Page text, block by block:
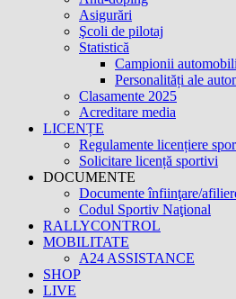
Asigurări
Şcoli de pilotaj
Statistică
Campionii
Personalități ale
Clasamente 2025
Acreditare media
LICENȚE
Regulamente licențiere
Solicitare licență sportivi
DOCUMENTE
Documente înfiinţare/
Codul Sportiv Naţional
RALLYCONTROL
MOBILITATE
A24 ASSISTANCE
SHOP
LIVE